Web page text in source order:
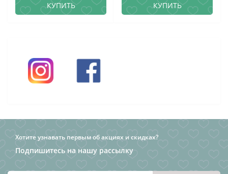
КУПИТЬ КУПИТЬ
Хотите узнавать первым об акциях и скидках?
Подпишитесь на нашу рассылку